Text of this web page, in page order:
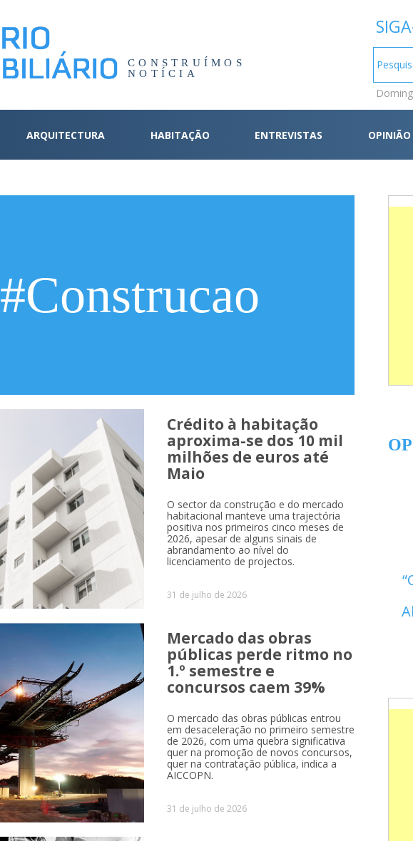
CONSTRUÍMOS
NOTÍCIA
ARQUITECTURA HABITAÇÃO ENTREVISTAS OPINIÃO
#Construcao
Crédito à habitação
aproxima-se dos 10 mil
milhões de euros até
Maio
O sector da construção e do mercado
habitacional manteve uma trajectória
positiva nos primeiros cinco meses de
2026, apesar de alguns sinais de
abrandamento ao nível do
licenciamento de projectos.
31 de julho de 2026
Mercado das obras
públicas perde ritmo no
1.º semestre e
concursos caem 39%
O mercado das obras públicas entrou
em desaceleração no primeiro semestre
de 2026, com uma quebra significativa
quer na promoção de novos concursos,
quer na contratação pública, indica a
AICCOPN.
31 de julho de 2026